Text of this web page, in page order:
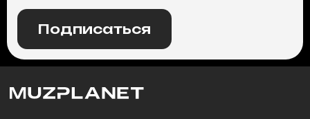
Подписаться